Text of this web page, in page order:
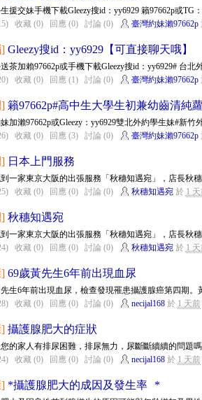
援交妹手機下載Gleezy搜id：yy6929 籟97662p或TG
收藏 (0) 回應 (0) 討論 (0) 臺灣約妹瀨97662p
Gleezy搜id：yy6929【可直接聊天哦】
茶加賴97662p或手機下載Gleezy搜id：yy6929# 台北
收藏 (0) 回應 (1) 討論 (0) 臺灣約妹瀨97662p
籟97662p#高中生大學生初兼幼齒清純
加瀨97662p或Gleezy：yy6929雙北外約學生妹#新
收藏 (0) 回應 (3) 討論 (0) 臺灣約妹瀨97662p
日本上門服務
一家東京大阪的出張服務「秋穗知遇宛」，店長秋
收藏 (0) 回應 (0) 討論 (0) 秋穗知遇宛於 1
秋穗知遇宛
一家東京大阪的出張服務「秋穗知遇宛」，店長秋
收藏 (0) 回應 (0) 討論 (0) 秋穗知遇宛於 1
69歲黃先生6年前出現血尿
生6年前出現血尿，檢查發現罹患攝護腺癌第四期
收藏 (0) 回應 (0) 討論 (0) necijal168於 1 天前
攝護腺肥大的症狀
的家人有排尿困難，排尿無力，尿斷斷續續的問題
收藏 (0) 回應 (0) 討論 (0) necijal168於 1 天前
*攝護腺肥大的成因及發生率 *